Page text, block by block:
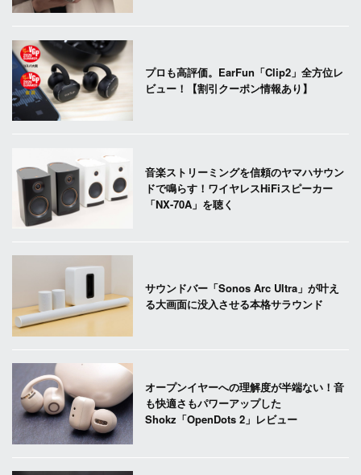
プロも高評価。EarFun「Clip2」全方位レ
ビュー！【割引クーポン情報あり】
音楽ストリーミングを信頼のヤマハサウン
ドで鳴らす！ワイヤレスHiFiスピーカー
「NX-70A」を聴く
サウンドバー「Sonos Arc Ultra」が叶え
る大画面に没入させる本格サラウンド
オープンイヤーへの理解度が半端ない！音
も快適さもパワーアップした
Shokz「OpenDots 2」レビュー